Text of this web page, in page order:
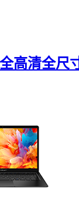
高清全尺